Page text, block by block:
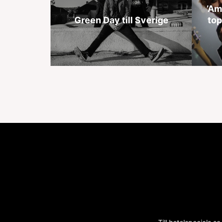
Green Day till Sverige